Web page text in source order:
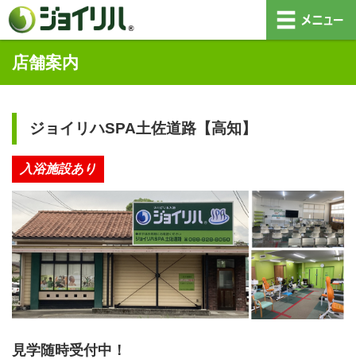
店舗案内
ジョイリハSPA土佐道路【高知】
入浴施設あり
見学随時受付中！